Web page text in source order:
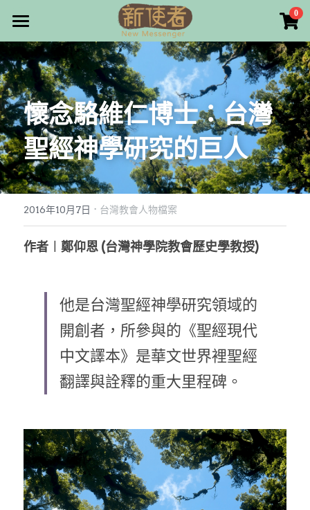
0
最新消息
關於我們
雜誌目錄
雜誌專欄
最新文章
編者的話
本期主題
台灣教會人物檔案
乘著夢想去旅行
成長部落格
解惑之窗
母語葡萄園
神學淺說
畫話人生
寫寫畫畫
漫畫
訂購/奉獻/廣告刊登
好站連結
搜索
奉獻支持
懷念駱維仁博士：台灣
聖經神學研究的巨人
2016年10月7日 · 台灣教會人物檔案
作者︱鄭仰恩 (台灣神學院教會歷史學教授)
他是台灣聖經神學研究領域的
開創者，所參與的《聖經現代
中文譯本》是華文世界裡聖經
翻譯與詮釋的重大里程碑。​
×
商品分類
所有商品分類